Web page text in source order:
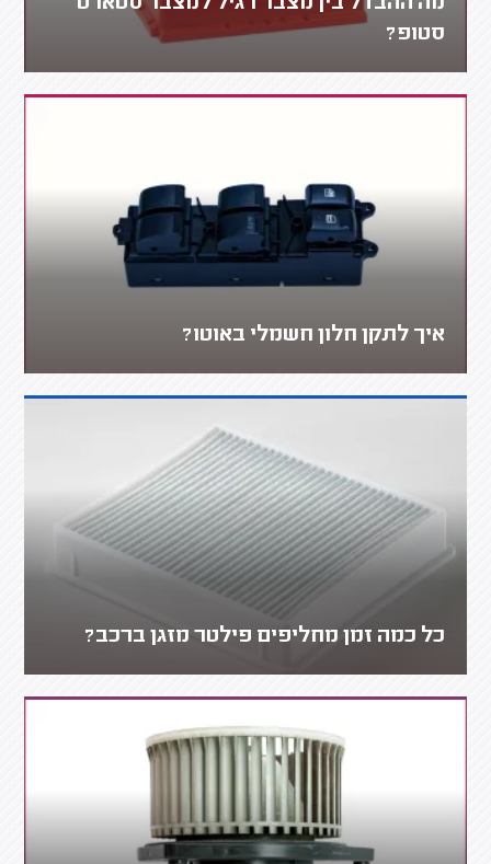
סטופ?
איך לתקן חלון חשמלי באוטו?
כל כמה זמן מחליפים פילטר מזגן ברכב?